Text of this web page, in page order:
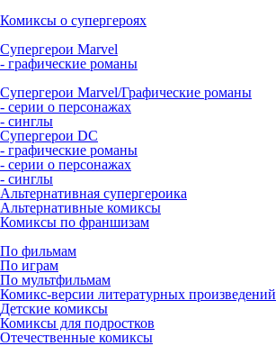
Комиксы о супергероях
Супергерои Marvel
- графические романы
Супергерои Marvel/Графические романы
- серии о персонажах
- синглы
Супергерои DC
- графические романы
- серии о персонажах
- синглы
Альтернативная супергероика
Альтернативные комиксы
Комиксы по франшизам
По фильмам
По играм
По мультфильмам
Комикс-версии литературных произведений
Детские комиксы
Комиксы для подростков
Отечественные комиксы